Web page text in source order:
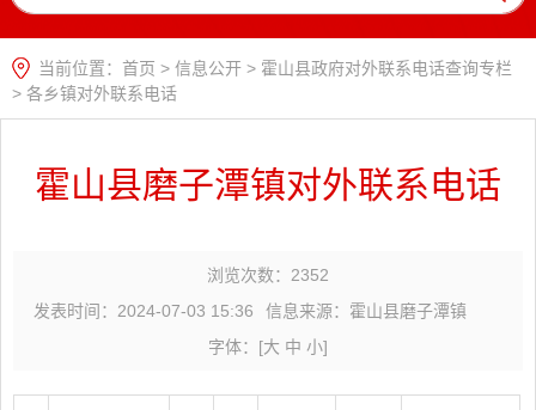
当前位置： 首页 > 信息公开 > 霍山县政府对外联系电话查询专栏
> 各乡镇对外联系电话
霍山县磨子潭镇对外联系电话
浏览次数： 2352
发表时间：2024-07-03 15:36
信息来源：霍山县磨子潭镇
字体： [大 中 小]